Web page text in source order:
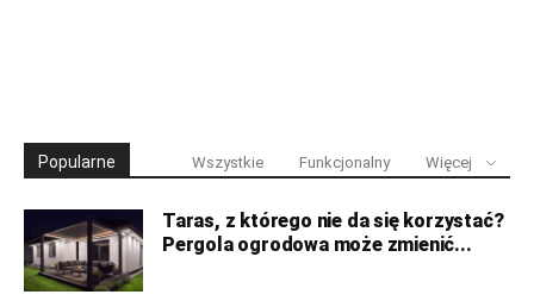
Popularne Wszystkie Funkcjonalny Więcej
Taras, z którego nie da się korzystać?
Pergola ogrodowa może zmienić...